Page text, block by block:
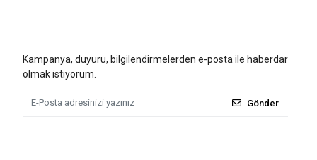
Kampanya, duyuru, bilgilendirmelerden e-posta ile haberdar
olmak istiyorum.
Gönder